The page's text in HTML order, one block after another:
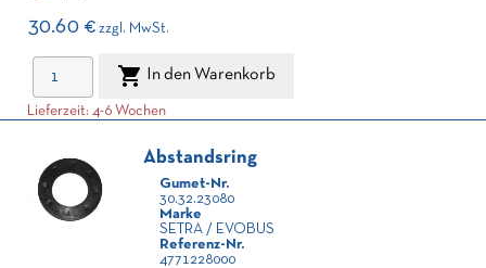
30.60 € zzgl. MwSt.
 In den Warenkorb
Lieferzeit: 4-6 Wochen
Abstandsring
Gumet-Nr.
30.32.23080
Marke
SETRA / EVOBUS
Referenz-Nr.
4771228000